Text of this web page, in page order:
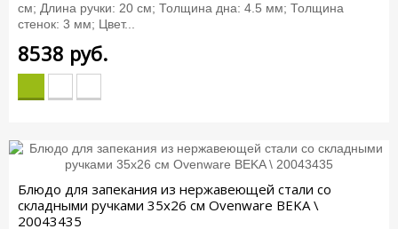
см; Длина ручки: 20 см; Толщина дна: 4.5 мм; Толщина
стенок: 3 мм; Цвет...
8538 руб.
Блюдо для запекания из нержавеющей стали со
складными ручками 35x26 см Ovenware BEKA \
20043435